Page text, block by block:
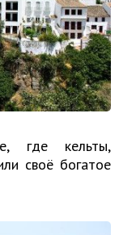
где кельты,
своё богатое